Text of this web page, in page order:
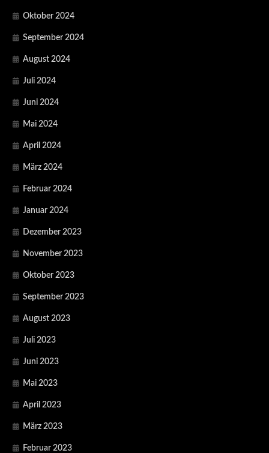
Oktober 2024
September 2024
August 2024
Juli 2024
Juni 2024
Mai 2024
April 2024
März 2024
Februar 2024
Januar 2024
Dezember 2023
November 2023
Oktober 2023
September 2023
August 2023
Juli 2023
Juni 2023
Mai 2023
April 2023
März 2023
Februar 2023